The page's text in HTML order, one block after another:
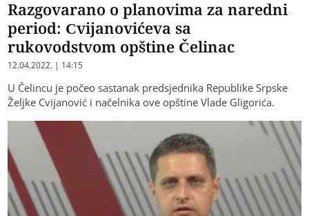
Razgovarano o planovima za naredni
period: Cvijanovićeva sa
rukovodstvom opštine Čelinac
12.04.2022. | 14:15
U Čelincu je počeo sastanak predsjednika Republike Srpske
Željke Cvijanović i načelnika ove opštine Vlade Gligorića.